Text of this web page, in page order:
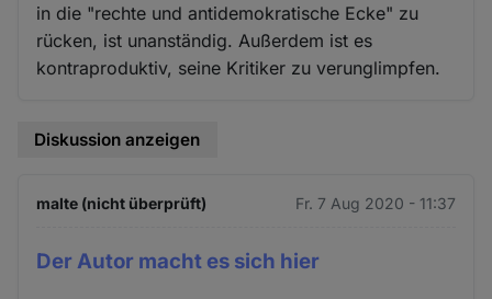
in die "rechte und antidemokratische Ecke" zu
rücken, ist unanständig. Außerdem ist es
kontraproduktiv, seine Kritiker zu verunglimpfen.
Diskussion anzeigen
malte (nicht überprüft) Fr. 7 Aug 2020 - 11:37
Der Autor macht es sich hier